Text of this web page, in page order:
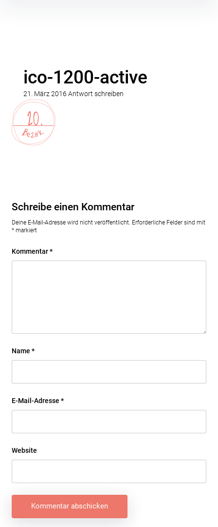
ico-1200-active
21. März 2016 Antwort schreiben
Schreibe einen Kommentar
Deine E-Mail-Adresse wird nicht veröffentlicht. Erforderliche Felder sind mit
* markiert
Kommentar*
Name *
E-Mail-Adresse *
Website